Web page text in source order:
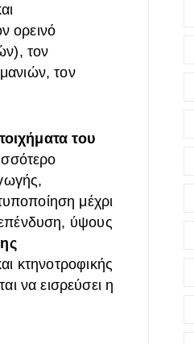
ορεινό
τον
τον
του
μέχρι
ύψους
κτηνοτροφικής
να εισρεύσει η